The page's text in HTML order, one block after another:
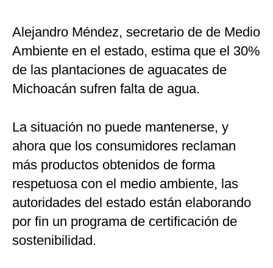
Alejandro Méndez, secretario de de Medio
Ambiente en el estado, estima que el 30%
de las plantaciones de aguacates de
Michoacán sufren falta de agua.
La situación no puede mantenerse, y
ahora que los consumidores reclaman
más productos obtenidos de forma
respetuosa con el medio ambiente, las
autoridades del estado están elaborando
por fin un programa de certificación de
sostenibilidad.